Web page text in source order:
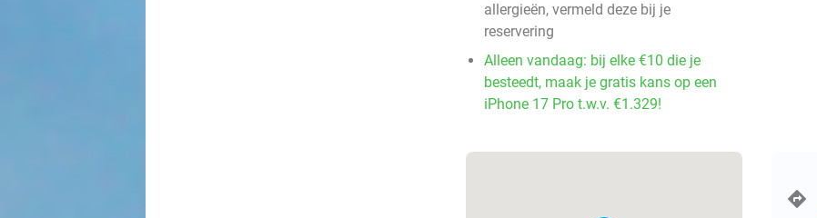
allergieën, vermeld deze bij je
reservering
Alleen vandaag: bij elke €10 die je
besteedt, maak je gratis kans op een
iPhone 17 Pro t.w.v. €1.329!